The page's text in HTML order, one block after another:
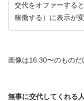
交代をオファーする
稼働する）に表示が変
画像は16:30〜のものだ
無事に交代してくれる